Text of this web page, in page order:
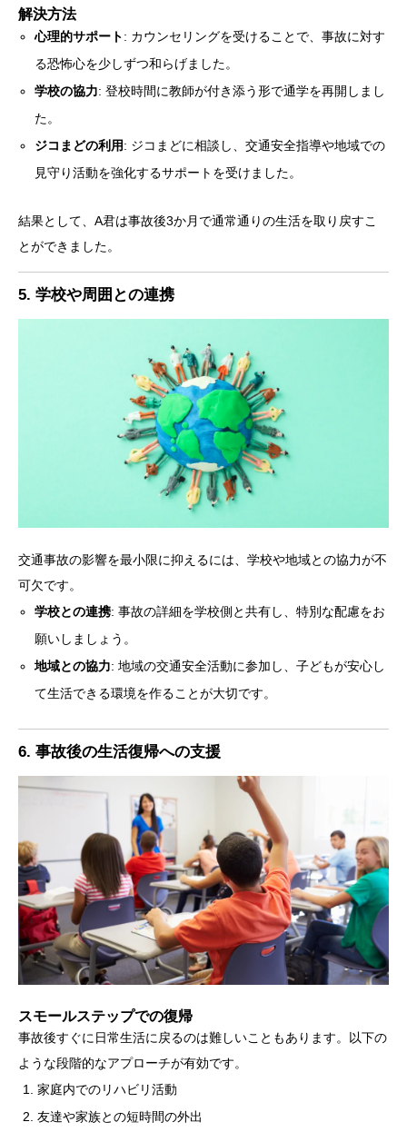
解決方法
心理的サポート: カウンセリングを受けることで、事故に対す
る恐怖心を少しずつ和らげました。
学校の協力: 登校時間に教師が付き添う形で通学を再開しまし
た。
ジコまどの利用: ジコまどに相談し、交通安全指導や地域での
見守り活動を強化するサポートを受けました。
結果として、A君は事故後3か月で通常通りの生活を取り戻すこ
とができました。
5. 学校や周囲との連携
交通事故の影響を最小限に抑えるには、学校や地域との協力が不
可欠です。
学校との連携: 事故の詳細を学校側と共有し、特別な配慮をお
願いしましょう。
地域との協力: 地域の交通安全活動に参加し、子どもが安心し
て生活できる環境を作ることが大切です。
6. 事故後の生活復帰への支援
スモールステップでの復帰
事故後すぐに日常生活に戻るのは難しいこともあります。以下の
ような段階的なアプローチが有効です。
家庭内でのリハビリ活動
友達や家族との短時間の外出